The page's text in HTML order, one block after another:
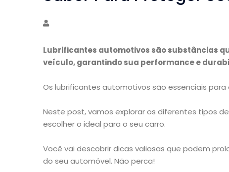
Lubrificantes automotivos são substâncias
veículo, garantindo sua performance e
Os lubrificantes automotivos são essenciais
Neste post, vamos explorar os diferentes tipos
escolher o ideal para o seu carro.
Você vai descobrir dicas valiosas que podem
do seu automóvel. Não perca!